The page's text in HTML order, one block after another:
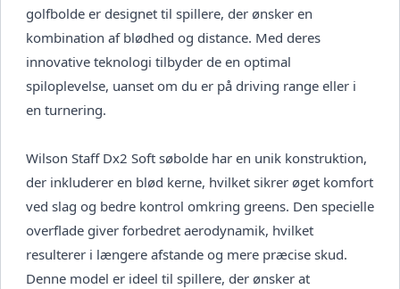
golfbolde er designet til spillere, der ønsker en
kombination af blødhed og distance. Med deres
innovative teknologi tilbyder de en optimal
spiloplevelse, uanset om du er på driving range eller i
en turnering.
Wilson Staff Dx2 Soft søbolde har en unik konstruktion,
der inkluderer en blød kerne, hvilket sikrer øget komfort
ved slag og bedre kontrol omkring greens. Den specielle
overflade giver forbedret aerodynamik, hvilket
resulterer i længere afstande og mere præcise skud.
Denne model er ideel til spillere, der ønsker at